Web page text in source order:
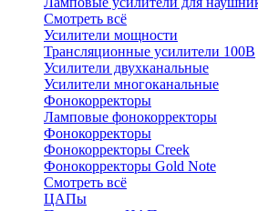
Смотреть всё
Усилители мощности
Трансляционные усилители 100В
Усилители двухканальные
Усилители многоканальные
Фонокорректоры
Ламповые фонокорректоры
Фонокорректоры
Фонокорректоры Creek
Фонокорректоры Gold Note
Смотреть всё
ЦАПы